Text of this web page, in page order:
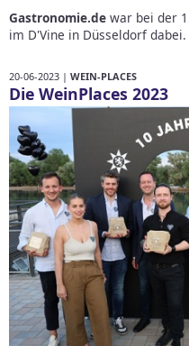
Gastronomie.de war bei der
im D'Vine in Düsseldorf
20-06-2023 | WEIN-PLACES
Die WeinPlaces 2023